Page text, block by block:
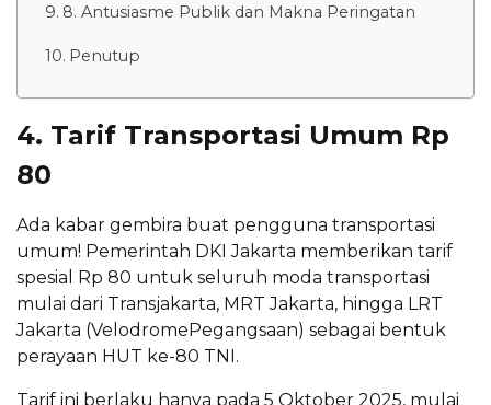
8. Antusiasme Publik dan Makna Peringatan
Penutup
4. Tarif Transportasi Umum Rp
80
Ada kabar gembira buat pengguna transportasi
umum! Pemerintah DKI Jakarta memberikan tarif
spesial Rp 80 untuk seluruh moda transportasi
mulai dari Transjakarta, MRT Jakarta, hingga LRT
Jakarta (VelodromePegangsaan) sebagai bentuk
perayaan HUT ke-80 TNI.
Tarif ini berlaku hanya pada 5 Oktober 2025, mulai